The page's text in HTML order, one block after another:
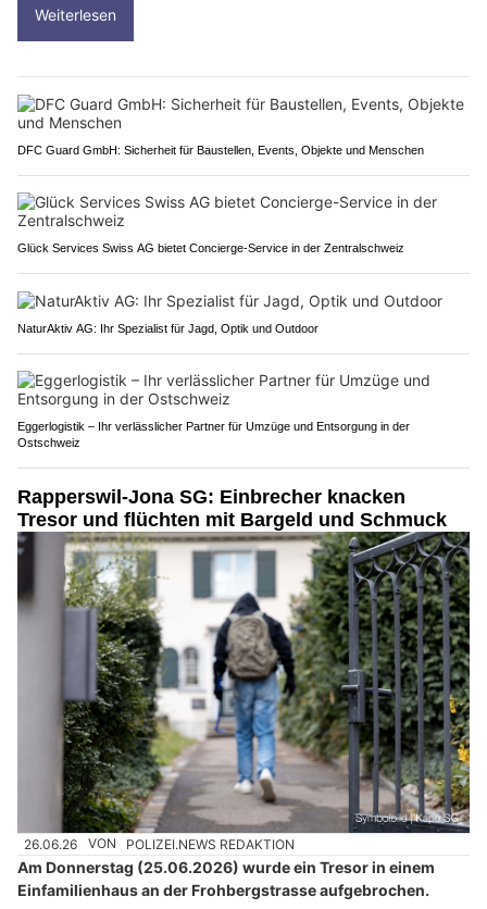
Weiterlesen
DFC Guard GmbH: Sicherheit für Baustellen, Events, Objekte und Menschen
Glück Services Swiss AG bietet Concierge-Service in der Zentralschweiz
NaturAktiv AG: Ihr Spezialist für Jagd, Optik und Outdoor
Eggerlogistik – Ihr verlässlicher Partner für Umzüge und Entsorgung in der
Ostschweiz
Rapperswil-Jona SG: Einbrecher knacken
Tresor und flüchten mit Bargeld und Schmuck
26.06.26 VON POLIZEI.NEWS REDAKTION
Am Donnerstag (25.06.2026) wurde ein Tresor in einem
Einfamilienhaus an der Frohbergstrasse aufgebrochen.